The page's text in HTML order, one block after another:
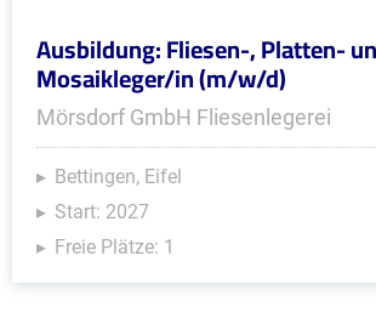
Ausbildung: Fliesen-, Platten-
Mosaikleger/in (m/w/d)
Mörsdorf GmbH Fliesenlegerei
Bettingen, Eifel
Start: 2027
Freie Plätze: 1